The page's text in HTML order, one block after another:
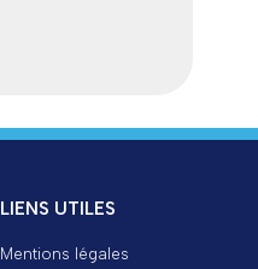
LIENS UTILES
Mentions légales